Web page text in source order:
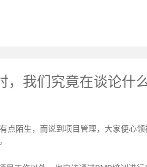
，我们究竟在谈论什
点陌生，而说到项目管理，大家便心